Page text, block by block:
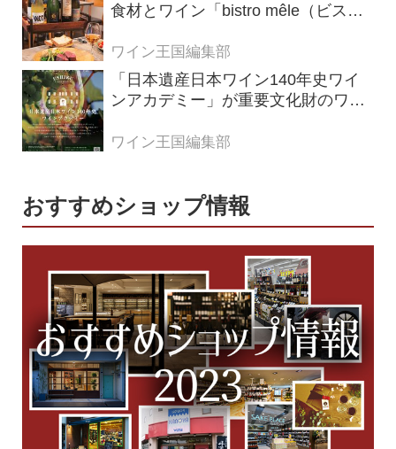
食材とワイン「bistro mêle（ビスト
ワイン王国編集部
「日本遺産日本ワイン140年史ワイ
ンアカデミー」が重要文化財のワイ
（2026年6月28日応募締め切り）
ワイン王国編集部
おすすめショップ情報